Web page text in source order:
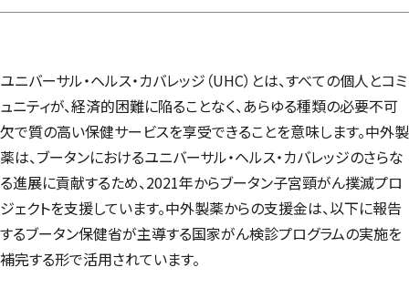
ユニバーサル・ヘルス・カバレッジ（UHC）とは、すべての個人とコミ
ュニティが、経済的困難に陥ることなく、あらゆる種類の必要不可
欠で質の高い保健サービスを享受できることを意味します。中外製
薬は、ブータンにおけるユニバーサル・ヘルス・カバレッジのさらな
る進展に貢献するため、2021年からブータン子宮頸がん撲滅プロ
ジェクトを支援しています。中外製薬からの支援金は、以下に報告
するブータン保健省が主導する国家がん検診プログラムの実施を
補完する形で活用されています。